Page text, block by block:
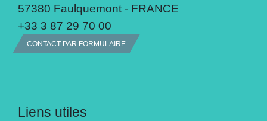
57380 Faulquemont - FRANCE
+33 3 87 29 70 00
CONTACT PAR FORMULAIRE
Liens utiles